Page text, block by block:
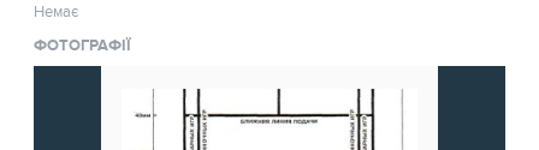
Немає
ФОТОГРАФІЇ